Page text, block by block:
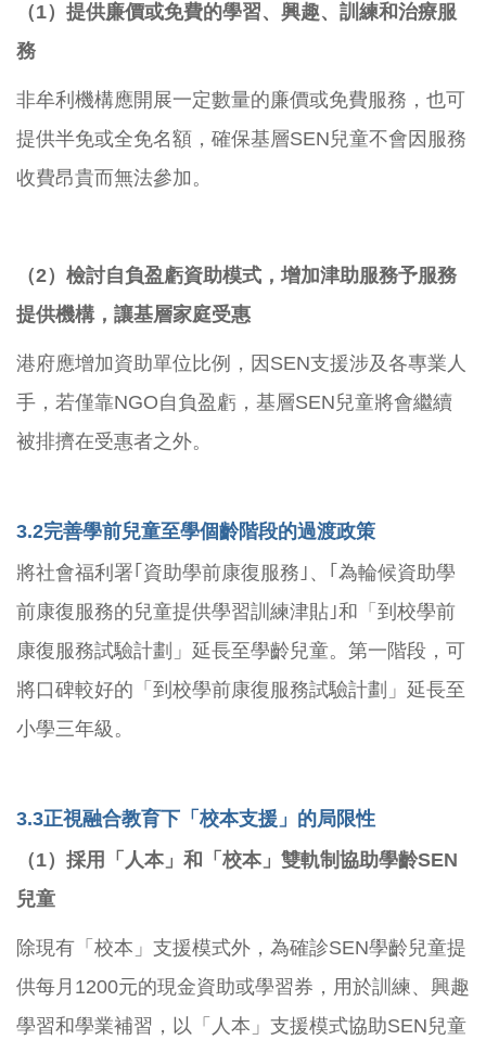
（1）提供廉價或免費的學習、興趣、訓練和治療服
務
非牟利機構應開展一定數量的廉價或免費服務，也可
提供半免或全免名額，確保基層SEN兒童不會因服務
收費昂貴而無法參加。
（2）檢討自負盈虧資助模式，增加津助服務予服務
提供機構，讓基層家庭受惠
港府應增加資助單位比例，因SEN支援涉及各專業人
手，若僅靠NGO自負盈虧，基層SEN兒童將會繼續
被排擠在受惠者之外。
3.2完善學前兒童至學個齡階段的過渡政策
將社會福利署｢資助學前康復服務｣、｢為輪候資助學
前康復服務的兒童提供學習訓練津貼｣和「到校學前
康復服務試驗計劃」延長至學齡兒童。第一階段，可
將口碑較好的「到校學前康復服務試驗計劃」延長至
小學三年級。
3.3正視融合教育下「校本支援」的局限性
（1）採用「人本」和「校本」雙軌制協助學齡SEN
兒童
除現有「校本」支援模式外，為確診SEN學齡兒童提
供每月1200元的現金資助或學習券，用於訓練、興趣
學習和學業補習，以「人本」支援模式協助SEN兒童